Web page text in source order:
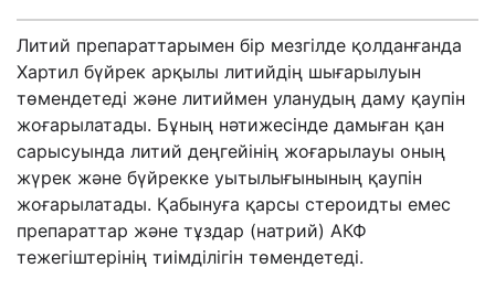
Литий препараттарымен бір мезгілде қолданғанда
Хартил бүйрек арқылы литийдің шығарылуын
төмендетеді және литиймен уланудың даму қаупін
жоғарылатады. Бұның нәтижесінде дамыған қан
сарысуында литий деңгейінің жоғарылауы оның
жүрек және бүйрекке уытылығынының қаупін
жоғарылатады. Қабынуға қарсы стероидты емес
препараттар және тұздар (натрий) АКФ
тежегіштерінің тиімділігін төмендетеді.